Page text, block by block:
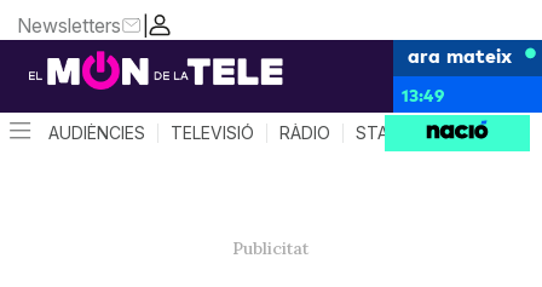
|
Newsletters
ara mateix
13:49
AUDIÈNCIES TELEVISIÓ RÀDIO STAR SYSTEM